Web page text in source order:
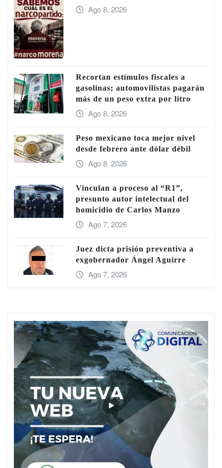
Ago 8, 2026
Recortan estímulos fiscales a
gasolinas; automovilistas pagarán
más de un peso extra por litro
Ago 8, 2026
Peso mexicano toca mejor nivel
desde febrero ante dólar débil
Ago 8, 2026
Vinculan a proceso al “R1”,
presunto autor intelectual del
homicidio de Carlos Manzo
Ago 7, 2026
Juez dicta prisión preventiva a
exgobernador Ángel Aguirre
Ago 7, 2026